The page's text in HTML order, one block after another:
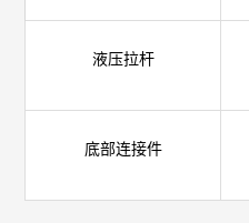
液压拉杆
底部连接件